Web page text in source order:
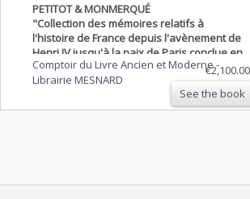
PETITOT & MONMERQUÉ
"Collection des mémoires relatifs à
l'histoire de France depuis l'avènement de
Henri IV jusqu'à la paix de Paris conclue en
1763 ; avec des notices sur chaque auteur,
et des observations sur chaque ouvrage.
Comptoir du Livre Ancien et Moderne -
Librairie MESNARD
€2,100.00
See the book